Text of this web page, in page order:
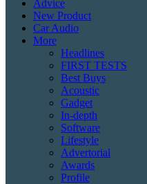
Advice
New Product
Car Audio
More
Headlines
FIRST TESTS
Best Buys
Acoustic
Gadget
In-depth
Software
Lifestyle
Advertorial
Awards
Profile